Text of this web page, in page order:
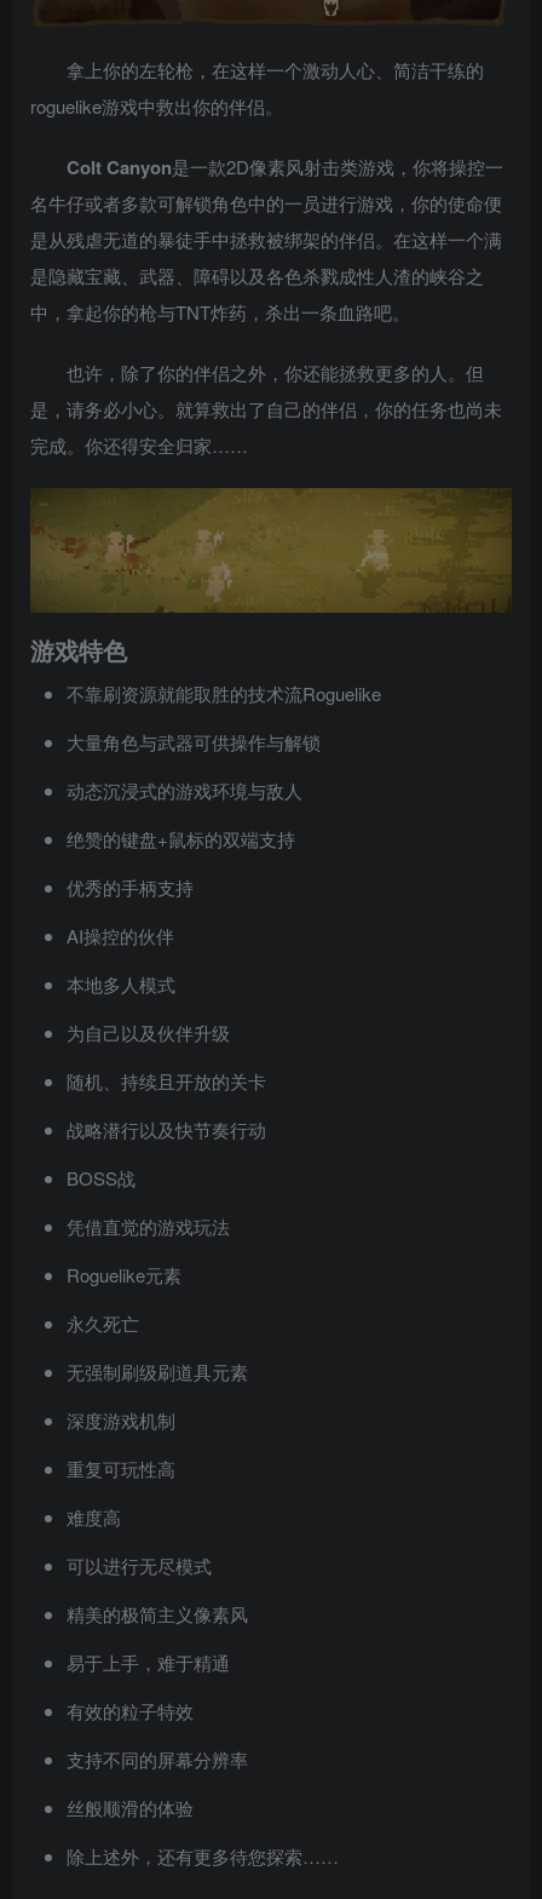
拿上你的左轮枪，在这样一个激动人心、简洁干练的
roguelike游戏中救出你的伴侣。
Colt Canyon是一款2D像素风射击类游戏，你将操控一
名牛仔或者多款可解锁角色中的一员进行游戏，你的使命便
是从残虐无道的暴徒手中拯救被绑架的伴侣。在这样一个满
是隐藏宝藏、武器、障碍以及各色杀戮成性人渣的峡谷之
中，拿起你的枪与TNT炸药，杀出一条血路吧。
也许，除了你的伴侣之外，你还能拯救更多的人。但
是，请务必小心。就算救出了自己的伴侣，你的任务也尚未
完成。你还得安全归家……
游戏特色
不靠刷资源就能取胜的技术流Roguelike
大量角色与武器可供操作与解锁
动态沉浸式的游戏环境与敌人
绝赞的键盘+鼠标的双端支持
优秀的手柄支持
AI操控的伙伴
本地多人模式
为自己以及伙伴升级
随机、持续且开放的关卡
战略潜行以及快节奏行动
BOSS战
凭借直觉的游戏玩法
Roguelike元素
永久死亡
无强制刷级刷道具元素
深度游戏机制
重复可玩性高
难度高
可以进行无尽模式
精美的极简主义像素风
易于上手，难于精通
有效的粒子特效
支持不同的屏幕分辨率
丝般顺滑的体验
除上述外，还有更多待您探索……